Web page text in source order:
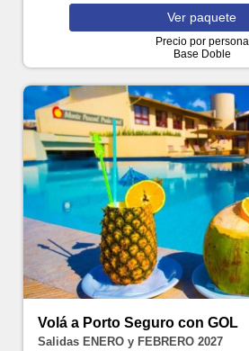
Ver paquete
Precio por persona
Base Doble
Volá a Porto Seguro con GOL
Salidas ENERO y FEBRERO 2027